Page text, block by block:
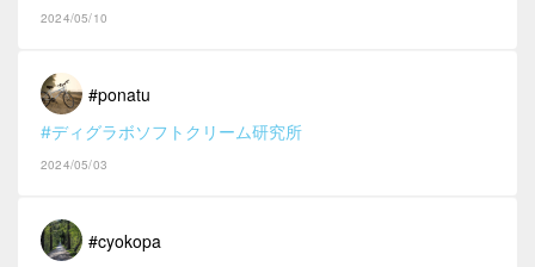
2024/05/10
#ponatu
#ディグラボソフトクリーム研究所
2024/05/03
#cyokopa